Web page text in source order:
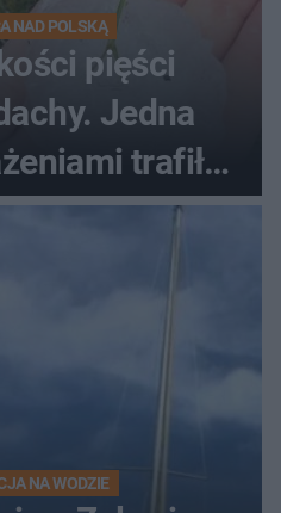
NAD POLSKĄ
pięści
Jedna
trafiła
NA WODZIE